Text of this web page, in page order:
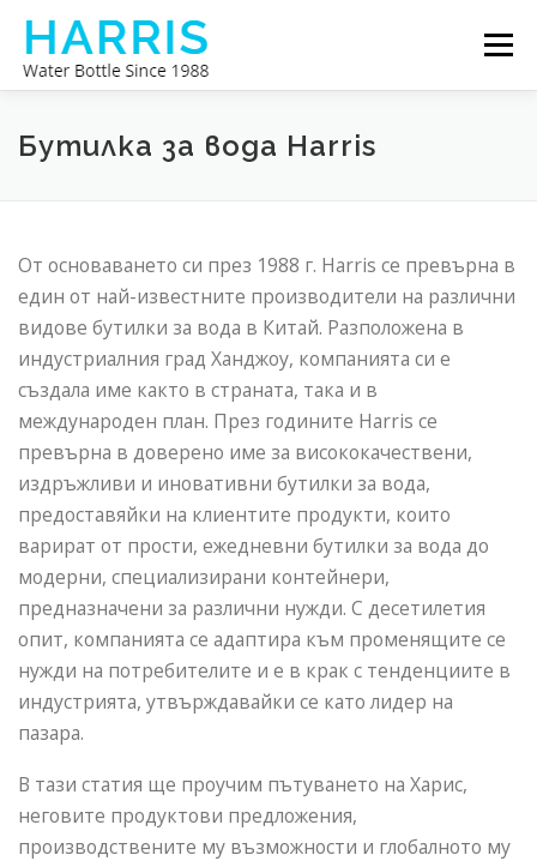
Към
съдържанието
Меню
БУТИЛКА ЗА ВОДА HARRIS ЗА НАС
Бутилка за вода Harris
От основаването си през 1988 г. Harris се превърна в
един от най-известните производители на различни
видове бутилки за вода в Китай. Разположена в
индустриалния град Ханджоу, компанията си е
създала име както в страната, така и в
международен план. През годините Harris се
превърна в доверено име за висококачествени,
издръжливи и иновативни бутилки за вода,
предоставяйки на клиентите продукти, които
варират от прости, ежедневни бутилки за вода до
модерни, специализирани контейнери,
предназначени за различни нужди. С десетилетия
опит, компанията се адаптира към променящите се
нужди на потребителите и е в крак с тенденциите в
индустрията, утвърждавайки се като лидер на
пазара.
В тази статия ще проучим пътуването на Харис,
неговите продуктови предложения,
производствените му възможности и глобалното му